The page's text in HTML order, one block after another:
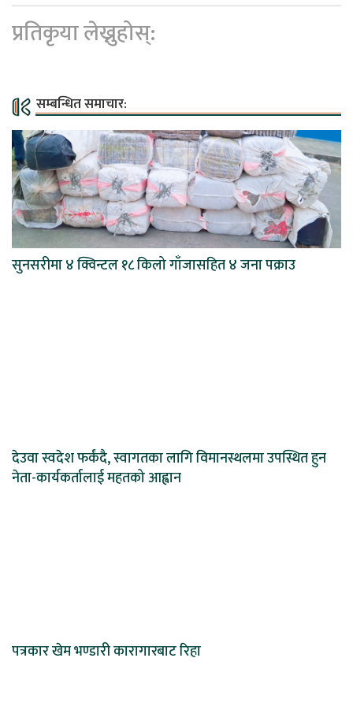
प्रतिकृया लेख्नुहोस्:
सम्बन्धित समाचार:
सुनसरीमा ४ क्विन्टल १८ किलो गाँजासहित ४ जना पक्राउ
देउवा स्वदेश फर्कंदै, स्वागतका लागि विमानस्थलमा उपस्थित हुन
नेता-कार्यकर्तालाई महतको आह्वान
पत्रकार खेम भण्डारी कारागारबाट रिहा